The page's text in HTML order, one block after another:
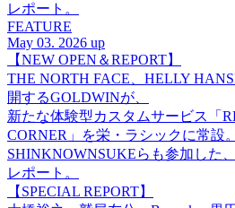
レポート。
FEATURE
May 03. 2026 up
【NEW OPEN＆REPORT】
THE NORTH FACE、HELLY
開するGOLDWINが、
新たな体験型カスタムサービス「
CORNER」を栄・ラシックに常設。
SHINKNOWNSUKEらも参加した
レポート。
【SPECIAL REPORT】